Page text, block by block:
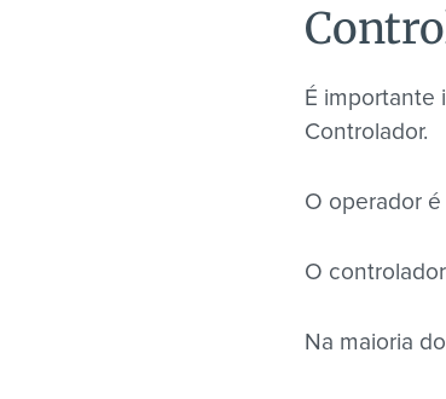
É importante
Controlador.
O operador é
O
Na maioria